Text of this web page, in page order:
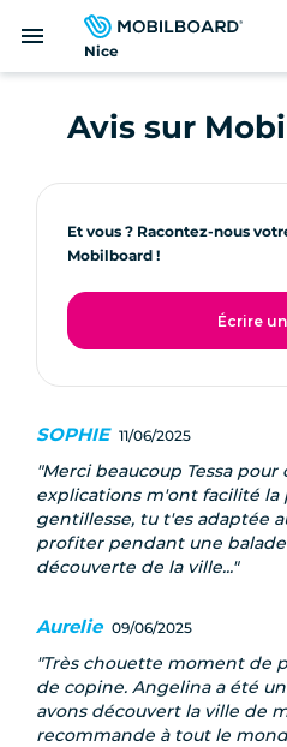
Nice
menu
Avis sur
Et vous ? Racontez-nous
Mobilboard !
Écrire
SOPHIE 11/06/2025
Merci beaucoup Tessa pour
explications m'ont facilité la
gentillesse, tu t'es adaptée
profiter pendant une balade
découverte de la ville...
Aurelie 09/06/2025
Très chouette moment de
de copine. Angelina a été
avons découvert la ville de
recommande à tout le